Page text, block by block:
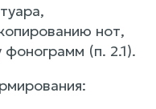
нот,
(п. 2.1).